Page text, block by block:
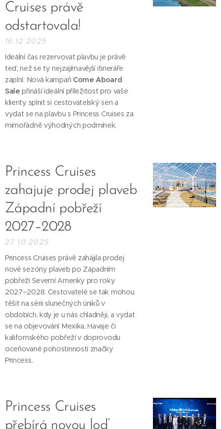
Cruises právě
odstartovala! 🚢
16.12.2025
Ideální čas rezervovat plavbu je právě
teď, než se ty nejzajímavější itineráře
zaplní. Nová kampaň Come Aboard
Sale přináší ideální příležitost pro vaše
klienty splnit si cestovatelský sen a
vydat se na plavbu s Princess Cruises za
mimořádně výhodných podmínek.
Princess Cruises
zahajuje prodej plaveb
Západní pobřeží
2027–2028
27.10.2025
Princess Cruises právě zahájila prodej
nové sezóny plaveb po Západním
pobřeží Severní Ameriky pro roky
2027–2028. Cestovatelé se tak mohou
těšit na sérii slunečných úniků v
obdobích, kdy je u nás chladněji, a vydat
se na objevování Mexika, Havaje či
kalifornského pobřeží v doprovodu
oceňované pohostinnosti značky
Princess.
Princess Cruises
přebírá novou loď